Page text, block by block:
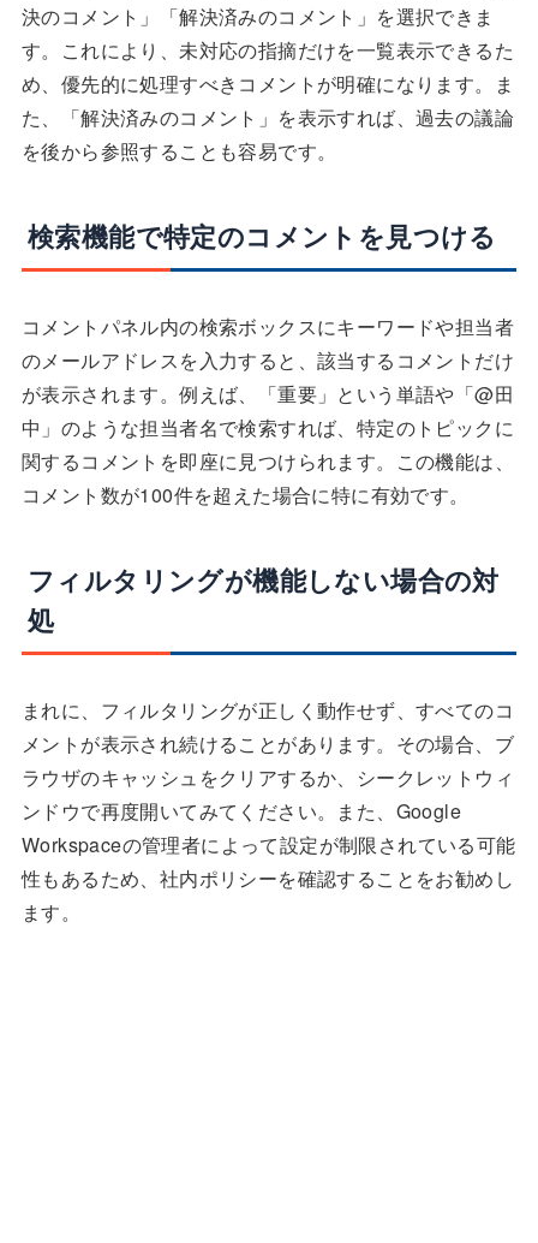
決のコメント」「解決済みのコメント」を選択できま
す。これにより、未対応の指摘だけを一覧表示できるた
め、優先的に処理すべきコメントが明確になります。ま
た、「解決済みのコメント」を表示すれば、過去の議論
を後から参照することも容易です。
検索機能で特定のコメントを見つける
コメントパネル内の検索ボックスにキーワードや担当者
のメールアドレスを入力すると、該当するコメントだけ
が表示されます。例えば、「重要」という単語や「@田
中」のような担当者名で検索すれば、特定のトピックに
関するコメントを即座に見つけられます。この機能は、
コメント数が100件を超えた場合に特に有効です。
フィルタリングが機能しない場合の対
処
まれに、フィルタリングが正しく動作せず、すべてのコ
メントが表示され続けることがあります。その場合、ブ
ラウザのキャッシュをクリアするか、シークレットウィ
ンドウで再度開いてみてください。また、Google
Workspaceの管理者によって設定が制限されている可能
性もあるため、社内ポリシーを確認することをお勧めし
ます。